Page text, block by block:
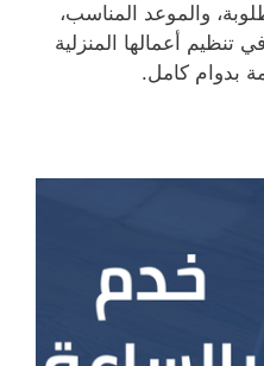
والموعد المناسب،
تنظيم أعمالها المنزلية
بدوام كامل.